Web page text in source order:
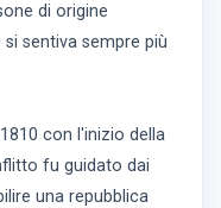
di origine
sentiva sempre più
con l'inizio della
fu guidato dai
una repubblica